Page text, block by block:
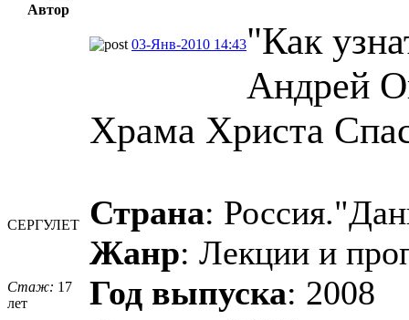
Автор
СЕРГУЛЕТ
Стаж: 17
лет
03-Янв-2010 14:43"Как
Андрей
Храма Христа
Страна:
Жанр: Лекции и
Год выпуска: 2008